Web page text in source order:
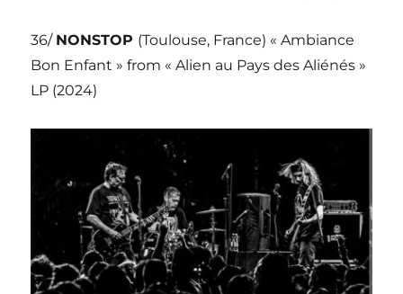
36/ NONSTOP (Toulouse, France) « Ambiance
Bon Enfant » from « Alien au Pays des Aliénés »
LP (2024)